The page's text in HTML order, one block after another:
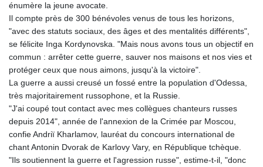
énumère la jeune avocate.
Il compte près de 300 bénévoles venus de tous les horizons,
"avec des statuts sociaux, des âges et des mentalités différents",
se félicite Inga Kordynovska. "Mais nous avons tous un objectif en
commun : arrêter cette guerre, sauver nos maisons et nos vies et
protéger ceux que nous aimons, jusqu'à la victoire".
La guerre a aussi creusé un fossé entre la population d'Odessa,
très majoritairement russophone, et la Russie.
"J'ai coupé tout contact avec mes collègues chanteurs russes
depuis 2014", année de l'annexion de la Crimée par Moscou,
confie Andriï Kharlamov, lauréat du concours international de
chant Antonin Dvorak de Karlovy Vary, en République tchèque.
"Ils soutiennent la guerre et l'agression russe", estime-t-il, "donc